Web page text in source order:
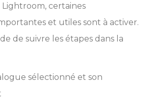
certaines
et utiles sont à activer.
de suivre les étapes dans la
sélectionné et son